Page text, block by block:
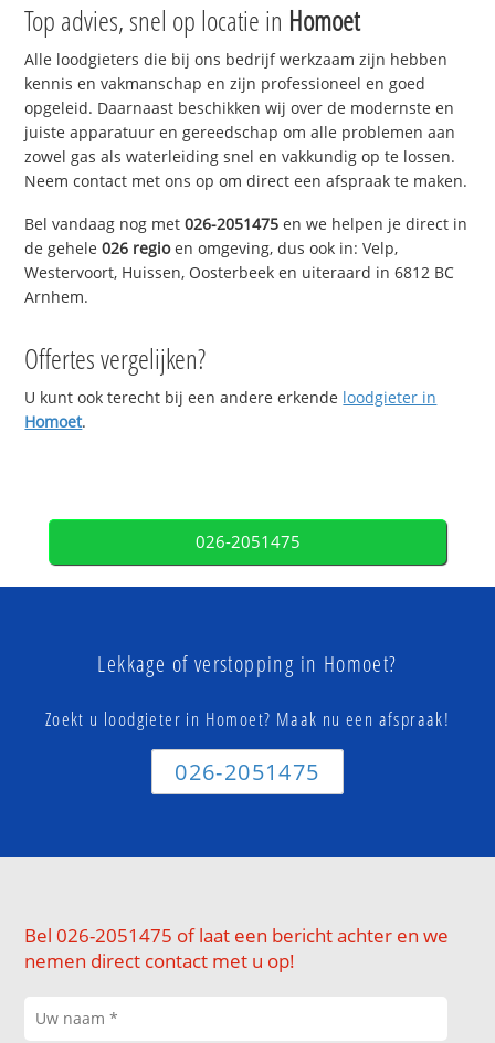
Top advies, snel op locatie in Homoet
Alle loodgieters die bij ons bedrijf werkzaam zijn hebben
kennis en vakmanschap en zijn professioneel en goed
opgeleid. Daarnaast beschikken wij over de modernste en
juiste apparatuur en gereedschap om alle problemen aan
zowel gas als waterleiding snel en vakkundig op te lossen.
Neem contact met ons op om direct een afspraak te maken.
Bel vandaag nog met026-2051475 en we helpen je direct in
de gehele026 regioen omgeving, dus ook in: Velp,
Westervoort, Huissen, Oosterbeek en uiteraard in 6812 BC
Arnhem.
Offertes vergelijken?
U kunt ook terecht bij een andere erkende loodgieter in
Homoet.
026-2051475
Lekkage of verstopping in Homoet?
Zoekt u loodgieter in Homoet? Maak nu een afspraak!
026-2051475
Bel 026-2051475 of laat een bericht achter en we
nemen direct contact met u op!